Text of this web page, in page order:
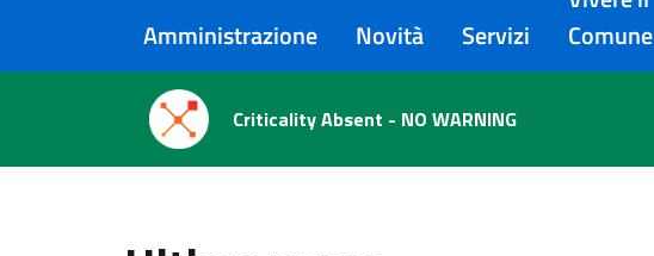
Amministrazione Novità Servizi
Comune
Comune di Brugnato
Contenuti in evidenza